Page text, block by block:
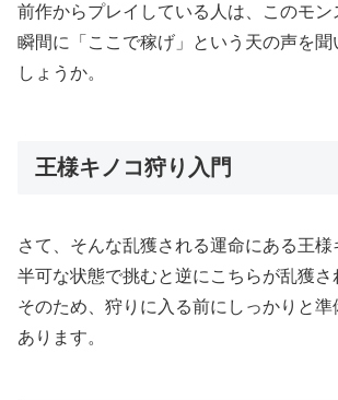
前作からプレイしている人は、このモン
瞬間に「ここで稼げ」という天の声を
しょうか。
王様キノコ狩り入門
さて、そんな乱獲される運命にある王
半可な状態で挑むと逆にこちらが乱獲さ
そのため、狩りに入る前にしっかりと
あります。